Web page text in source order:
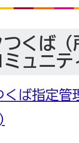
くば
ュニテ
くば指定管